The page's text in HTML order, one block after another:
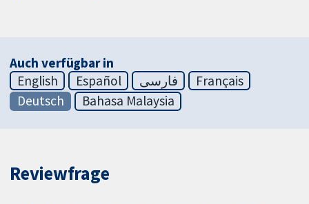
Auch verfügbar in
English
Español فارسی
Français
Deutsch
Bahasa Malaysia
Reviewfrage